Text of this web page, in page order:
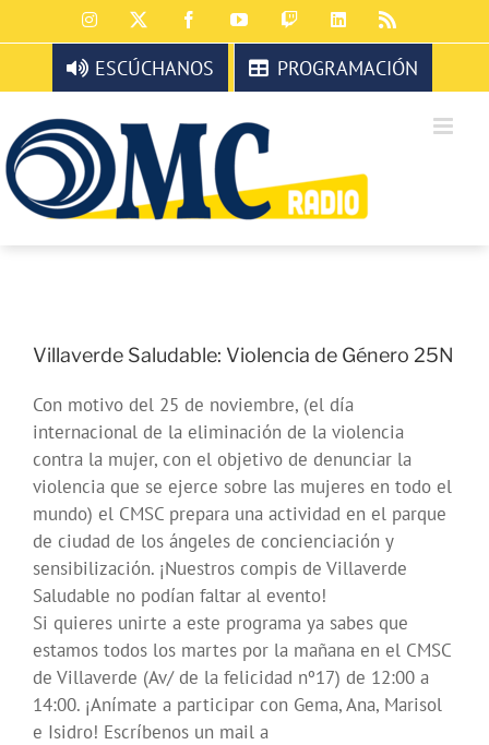
al
contenido
Instagram FacebookYouTubeTwitchLinkedIn
ESCÚCHANOS PROGRAMACIÓN
Villaverde Saludable: Violencia de Género 25N
Con motivo del 25 de noviembre, (el día
internacional de la eliminación de la violencia
contra la mujer, con el objetivo de denunciar la
violencia que se ejerce sobre las mujeres en todo el
mundo) el CMSC prepara una actividad en el parque
de ciudad de los ángeles de concienciación y
sensibilización. ¡Nuestros compis de Villaverde
Saludable no podían faltar al evento!
Si quieres unirte a este programa ya sabes que
estamos todos los martes por la mañana en el CMSC
de Villaverde (Av/ de la felicidad nº17) de 12:00 a
14:00. ¡Anímate a participar con Gema, Ana, Marisol
e Isidro! Escríbenos un mail a